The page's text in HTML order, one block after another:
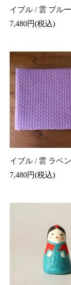
イブル / 雲 ブルー
7,480円(税込)
イブル / 雲 ラベ
7,480円(税込)